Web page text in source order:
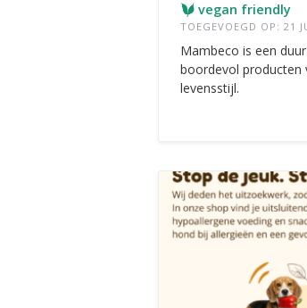
vegan friendly
TOEGEVOEGD OP: 21
Mambeco is een
boordevol producten
levensstijl.